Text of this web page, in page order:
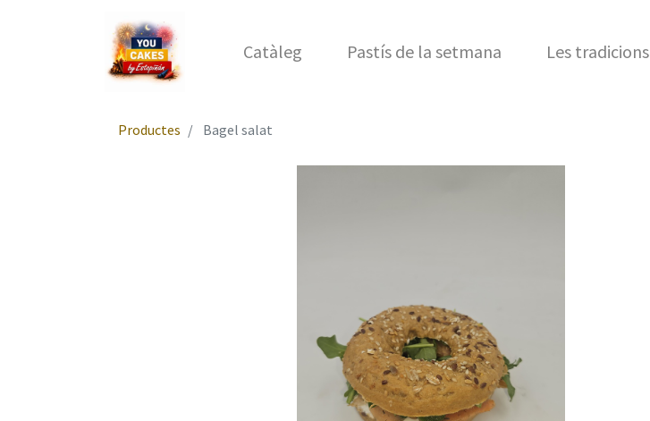
Catàleg Pastís de la setmana Les tradicions
Productes Bagel salat